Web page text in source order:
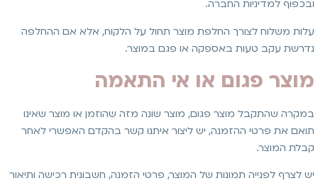
ובכפוף למדיניות החברה.
עלות משלוח לצורך החלפת מוצר תחול על הלקוח, אלא אם ההחלפה
נדרשת עקב טעות באספקה או פגם במוצר.
מוצר פגום או אי התאמה
במקרה שהתקבל מוצר פגום, מוצר שונה מזה שהוזמן או מוצר שאינו
תואם את פרטי ההזמנה, יש ליצור איתנו קשר בהקדם האפשרי לאחר
קבלת המוצר.
יש לצרף לפנייה תמונות של המוצר, פרטי הזמנה, חשבונית רכישה ותיאור